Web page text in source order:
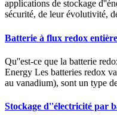
applications de stockage
sécurité, de leur évolutivité,
Batterie à flux redox
Qu''est-ce que la batterie
Energy Les batteries redox
au vanadium), sont un type
Stockage d''électricité par